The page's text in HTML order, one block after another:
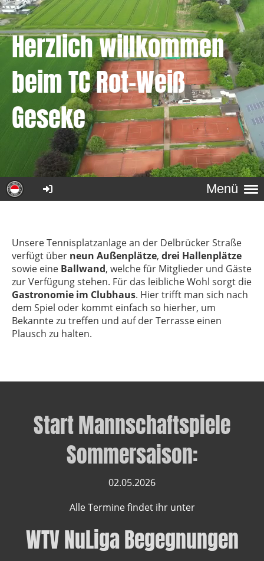
Herzlich willkommen
beimTC Rot-Weiß
Geseke
Menü
Unsere Tennisplatzanlage an der Delbrücker Straße
verfügt über neun Außenplätze, drei Hallenplätze
sowie eine Ballwand, welche für Mitglieder und Gäste
zur Verfügung stehen. Für das leibliche Wohl sorgt die
Gastronomie im Clubhaus. Hier trifft man sich nach
dem Spiel oder kommt einfach so hierher, um
Bekannte zu treffen und auf der Terrasse einen
Plausch zu halten.
Start Mannschaftspiele
Sommersaison:
02.05.2026
Alle Termine findet ihr unter
WTV NuLiga Begegnungen